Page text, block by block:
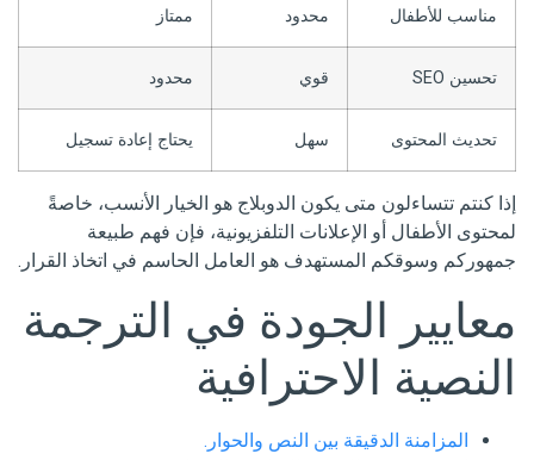
مناسب للأطفال محدود ممتاز
تحسين SEO قوي محدود
تحديث المحتوى سهل يحتاج إعادة تسجيل
إذا كنتم تتساءلون متى يكون الدوبلاج هو الخيار الأنسب، خاصةً
لمحتوى الأطفال أو الإعلانات التلفزيونية، فإن فهم طبيعة
جمهوركم وسوقكم المستهدف هو العامل الحاسم في اتخاذ القرار.
معايير الجودة في الترجمة
النصية الاحترافية
المزامنة الدقيقة بين النص والحوار.